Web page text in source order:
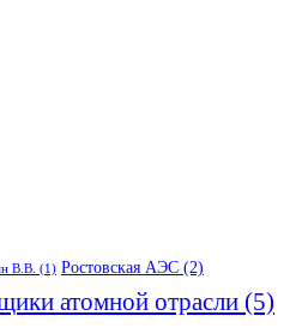
В.В. (1) Ростовская АЭС (2)
атомной отрасли (5)